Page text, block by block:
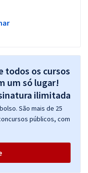
todos os cursos
um só lugar!
São mais de 25
públicos, com